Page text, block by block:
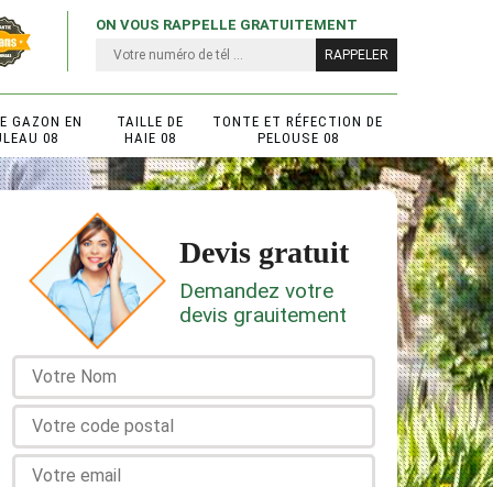
ON VOUS RAPPELLE GRATUITEMENT
GAZON EN
08
TAILLE DE
HAIE 08
TONTE ET RÉFECTION DE
PELOUSE 08
Devis gratuit
Demandez votre
devis grauitement